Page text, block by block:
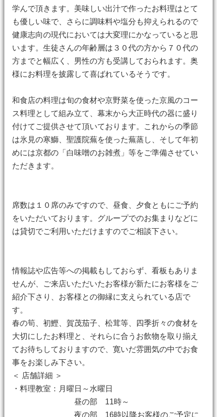
学んで頂きます。美味しい出汁で作ったお料理はとて
も優しい味で、さらに調味料や塩分も抑えられるので
健康志向の現代においては大変理にかなっていると思
います。生徒さんの年齢層は３０代の方から７０代の
方までと幅広く、男性の方も受講しておられます。奥
様にお料理を披露して喜ばれているそうです。
和食店の料理は旬の食材や京野菜を使った京風のコー
ス料理として組み立て、幕末から大正時代の器に盛り
付けてご提供させて頂いております。これからの季節
は氷見の寒鰤、聖護院蕪を使った蕪蒸し、そして年初
めには京都の「白味噌のお雑煮」等をご準備させてい
ただきます。
席数は１０席のみですので、昼食、夕食ともにご予約
をいただいております。グループでのお集まりなどに
は貸切でご利用いただけますのでご相談下さい。
情報誌や広告等への掲載もしておらず、看板もありま
せんが、ご来店いただいたお客様が新たにお客様をご
紹介下さり、お客様との御縁に支えられている店で
す。
春の筍、初鰹、賀茂茄子、松茸等、四季折々の食材を
大切にしたお料理と、それらに合うお飲物を取り揃え
てお待ちしておりますので、寛いだ雰囲気の中でお食
事をお楽しみ下さい。
＜ 店舗詳細 ＞
・料理教室：月曜日～水曜日
昼の部 11時～
夜の部 16時以降お客様のご予定に